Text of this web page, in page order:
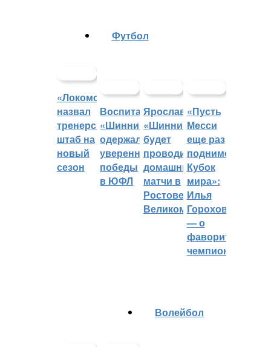
«Локомотив»
назвал
тренерский
штаб на
новый
сезон
Футбол
Воспитанники
«Шинника»
одержали
уверенные
победы
в ЮФЛ
Ярославский
«Шинник»
будет
проводить
домашние
матчи в
Ростове
Великом
«Пусть
Месси
еще раз
поднимет
Кубок
мира»:
Илья
Горохов
— о
фаворитах
чемпионата
Волейбол